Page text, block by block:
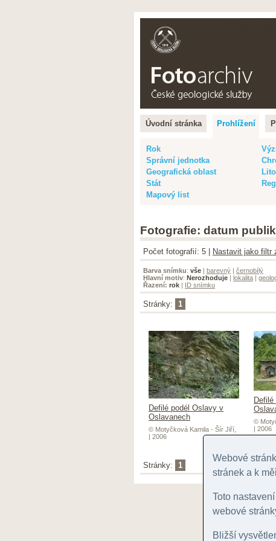
Úvodní stránka Prohlížení
Rok
Správní jednotka
Geografická oblast
Stát
Mapový list
Fotografie: datum
Počet fotografií: 5 | Nastavit jako filtr
Barva snímku: vše | barevný | černobílý
Hlavní motiv: Nerozhoduje | lokalita |
Řazení: rok | ID snímku
Stránky: 1
Defilé podél Oslavy v
Oslavanech
© Motyčková Kamila - Šír Jiří,
| 2006
©
| 2006
Stránky: 1
Webové
stránek a k
Toto
webové
Bližší